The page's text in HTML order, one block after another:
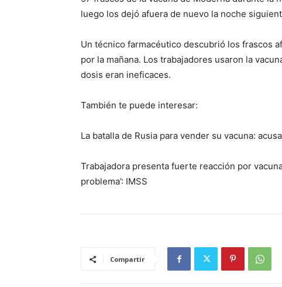
luego los dejó afuera de nuevo la noche
Un técnico farmacéutico descubrió los frascos
por la mañana. Los trabajadores usaron la
dosis eran ineficaces.
También te puede interesar:
La batalla de Rusia para vender su vacuna:
Trabajadora presenta fuerte reacción por
problema’: IMSS
Compartir